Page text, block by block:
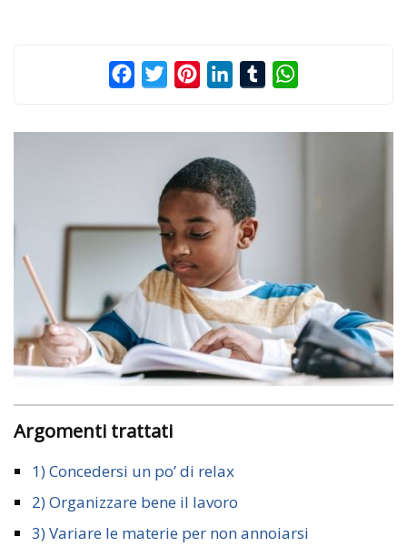
FacebookTwitterPinterestLinkedInTumblr
Argomenti trattati
1) Concedersi un po’ di relax
2) Organizzare bene il lavoro
3) Variare le materie per non annoiarsi